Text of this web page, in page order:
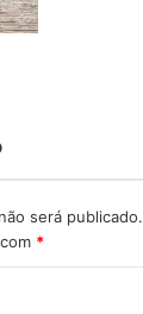
será publicado.
*